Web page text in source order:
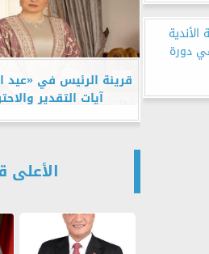
دورة
قرينة الرئيس في «عيد
آيات التقدير
الأعلى